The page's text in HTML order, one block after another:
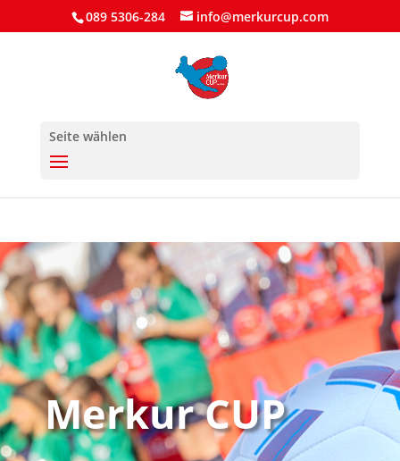
089 5306-284 info@merkurcup.com
Seite wählen
Merkur CUP